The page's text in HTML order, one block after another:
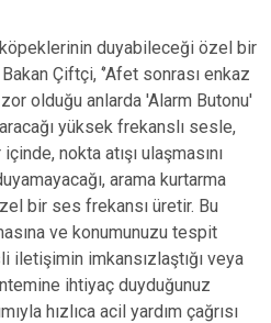
duyabileceği özel bir
Çiftçi, ‘’Afet sonrası enkaz
olduğu anlarda 'Alarm Butonu'
yüksek frekanslı sesle,
nokta atışı ulaşmasını
arama kurtarma
bir ses frekansı üretir. Bu
ve konumunuzu tespit
iletişimin imkansızlaştığı veya
ihtiyaç duyduğunuz
hızlıca acil yardım çağrısı